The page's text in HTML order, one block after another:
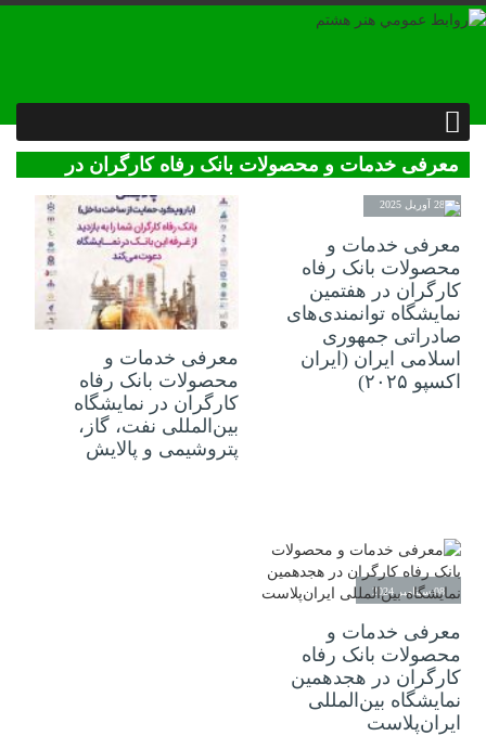
معرفی خدمات و محصولات بانک رفاه کارگران در
هجدهمین نمایشگاه بین‌المللی ایران‌پلاست
28 آوریل 2025
معرفی خدمات و
محصولات بانک رفاه
کارگران در هفتمین
نمایشگاه توانمندی‌های
صادراتی جمهوری
اسلامی ایران (ایران
اکسپو ۲۰۲۵)
17 فوریه 2025
معرفی خدمات و
محصولات بانک رفاه
کارگران در نمایشگاه
بین‌المللی نفت، گاز،
پتروشیمی و پالایش
08 سپتامبر 2024
معرفی خدمات و
محصولات بانک رفاه
کارگران در هجدهمین
نمایشگاه بین‌المللی
ایران‌پلاست